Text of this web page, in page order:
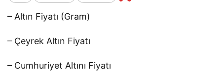
– Altın Fiyatı (Gram)
– Çeyrek Altın Fiyatı
– Cumhuriyet Altını Fiyatı